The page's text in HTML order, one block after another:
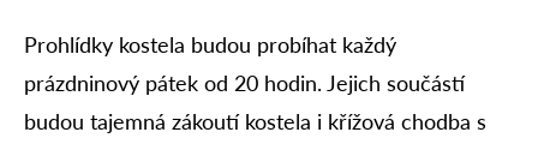
Prohlídky kostela budou probíhat každý
prázdninový pátek od 20 hodin. Jejich součástí
budou tajemná zákoutí kostela i křížová chodba s